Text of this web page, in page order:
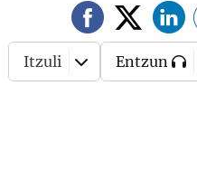
Itzuli Entzun